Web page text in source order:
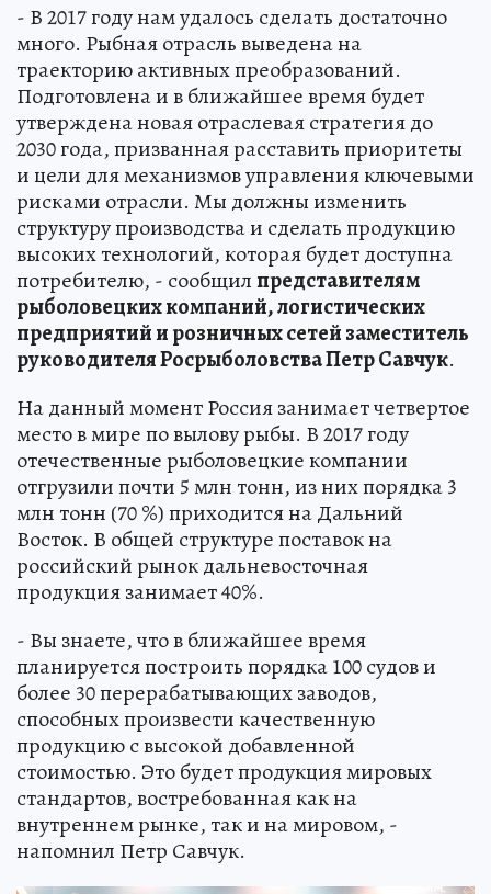
- В 2017 году нам удалось сделать достаточно
много. Рыбная отрасль выведена на
траекторию активных преобразований.
Подготовлена и в ближайшее время будет
утверждена новая отраслевая стратегия до
2030 года, призванная расставить приоритеты
и цели для механизмов управления ключевыми
рисками отрасли. Мы должны изменить
структуру производства и сделать продукцию
высоких технологий, которая будет доступна
потребителю, - сообщилпредставителям
рыболовецких компаний, логистических
предприятий и розничных сетей заместитель
руководителя Росрыболовства Петр Савчук.
На данный момент Россия занимает четвертое
место в мире по вылову рыбы. В 2017 году
отечественные рыболовецкие компании
отгрузили почти 5 млн тонн, из них порядка 3
млн тонн (70 %) приходится на Дальний
Восток. В общей структуре поставок на
российский рынок дальневосточная
продукция занимает 40%.
- Вы знаете, что в ближайшее время
планируется построить порядка 100 судов и
более 30 перерабатывающих заводов,
способных произвести качественную
продукцию с высокой добавленной
стоимостью. Это будет продукция мировых
стандартов, востребованная как на
внутреннем рынке, так и на мировом, -
напомнил Петр Савчук.